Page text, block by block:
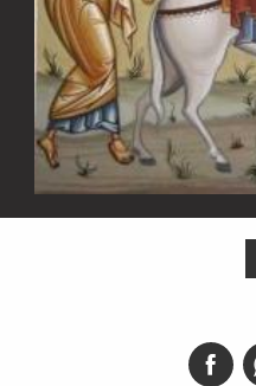
Fuga